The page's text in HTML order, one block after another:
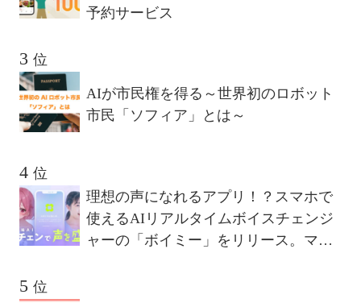
予約サービス
位
AIが市民権を得る～世界初のロボット
市民「ソフィア」とは～
位
理想の声になれるアプリ！？スマホで
使えるAIリアルタイムボイスチェンジ
ャーの「ボイミー」をリリース。マイ
位